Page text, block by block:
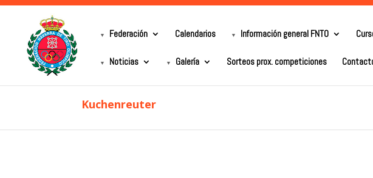
Federación Calendarios Información general FNTO
Noticias Galería Sorteos prox. competiciones
Kuchenreuter